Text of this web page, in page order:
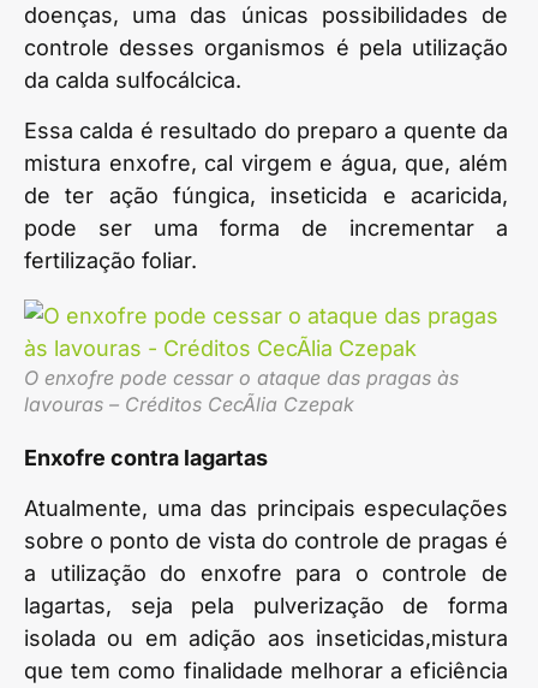
doenças, uma das únicas possibilidades de
controle desses organismos é pela utilização
da calda sulfocálcica.
Essa calda é resultado do preparo a quente da
mistura enxofre, cal virgem e água, que, além
de ter ação fúngica, inseticida e acaricida,
pode ser uma forma de incrementar a
fertilização foliar.
O enxofre pode cessar o ataque das pragas às
lavouras – Créditos CecÃ­lia Czepak
Enxofre contra lagartas
Atualmente, uma das principais especulações
sobre o ponto de vista do controle de pragas é
a utilização do enxofre para o controle de
lagartas, seja pela pulverização de forma
isolada ou em adição aos inseticidas,mistura
que tem como finalidade melhorar a eficiência